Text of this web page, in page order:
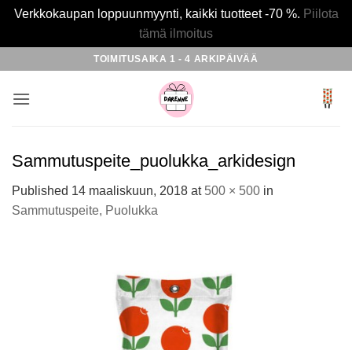
Verkkokaupan loppuunmyynti, kaikki tuotteet -70 %. Piilota
tämä ilmoitus
content
TOIMITUSAIKA 1 - 4 ARKIPÄIVÄÄ
Sammutuspeite_puolukka_arkidesign
Published 14 maaliskuun, 2018 at 500 × 500 in
Sammutuspeite, Puolukka